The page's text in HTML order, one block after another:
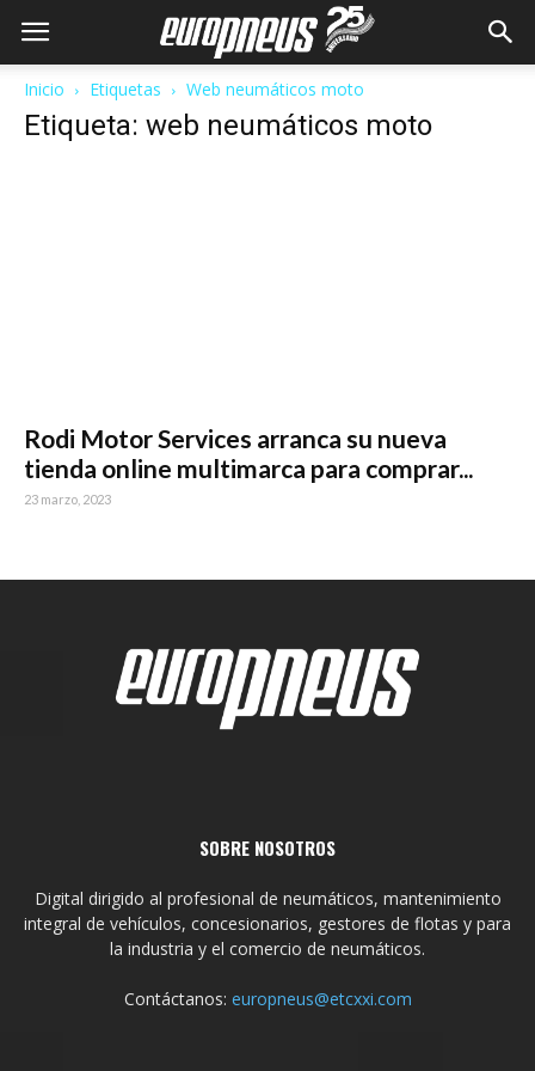
Inicio Etiquetas Web neumáticos moto
Etiqueta: web neumáticos moto
Rodi Motor Services arranca su nueva
tienda online multimarca para comprar...
23 marzo, 2023
SOBRE NOSOTROS
Digital dirigido al profesional de neumáticos, mantenimiento
integral de vehículos, concesionarios, gestores de flotas y para
la industria y el comercio de neumáticos.
Contáctanos: europneus@etcxxi.com